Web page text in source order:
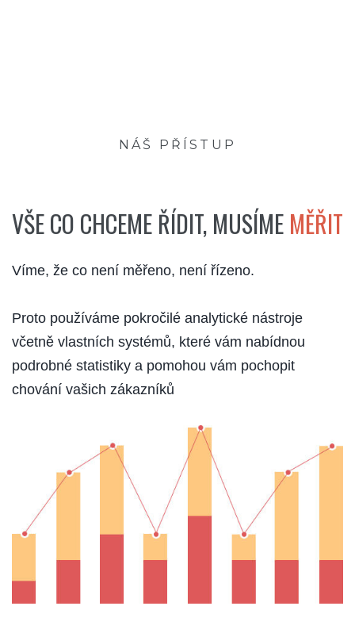
NÁŠ PŘÍSTUP
VŠE CO CHCEME ŘÍDIT, MUSÍME MĚŘIT
Víme, že co není měřeno, není řízeno.
Proto používáme pokročilé analytické nástroje
včetně vlastních systémů, které vám nabídnou
podrobné statistiky a pomohou vám pochopit
chování vašich zákazníků